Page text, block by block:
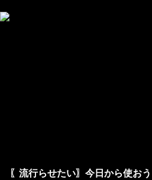
〖流行らせたい〗今日から使お